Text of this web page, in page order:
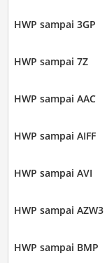
HWP sampai 3GP
HWP sampai 7Z
HWP sampai AAC
HWP sampai AIFF
HWP sampai AVI
HWP sampai AZW3
HWP sampai BMP